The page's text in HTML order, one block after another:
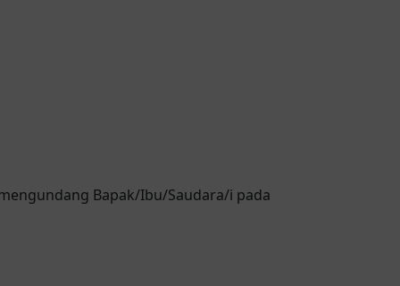
Bapak/Ibu/Saudara/i pada